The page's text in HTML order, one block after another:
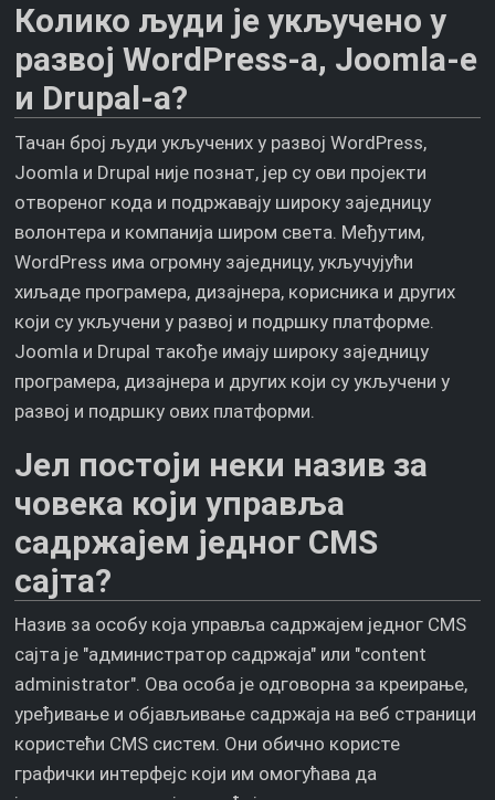
Колико људи је укључено у
развој WordPress-а, Joomla-е
и Drupal-а?
Тачан број људи укључених у развој WordPress,
Joomla и Drupal није познат, јер су ови пројекти
отвореног кода и подржавају широку заједницу
волонтера и компанија широм света. Међутим,
WordPress има огромну заједницу, укључујући
хиљаде програмера, дизајнера, корисника и других
који су укључени у развој и подршку платформе.
Joomla и Drupal такође имају широку заједницу
програмера, дизајнера и других који су укључени у
развој и подршку ових платформи.
Јел постоји неки назив за
човека који управља
садржајем једног CMS
сајта?
Назив за особу која управља садржајем једног CMS
сајта је "администратор садржаја" или "content
administrator". Ова особа је одговорна за креирање,
уређивање и објављивање садржаја на веб страници
користећи CMS систем. Они обично користе
графички интерфејс који им омогућава да